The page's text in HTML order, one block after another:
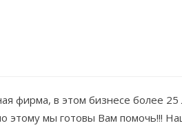
фирма, в этом бизнесе более 25
этому мы готовы Вам помочь!!!